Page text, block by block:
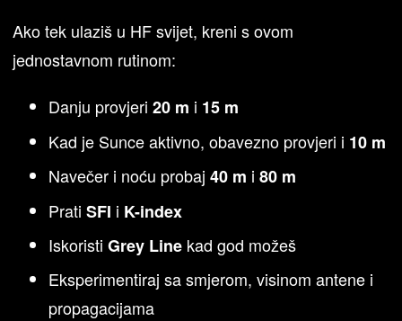
Ako tek ulaziš u HF svijet, kreni s ovom
jednostavnom rutinom:
Danju provjeri20 m i 15 m
Kad je Sunce aktivno, obavezno provjeri i 10 m
Navečer i noću probaj40 m i80 m
PratiSFI i K-index
IskoristiGrey Line kad god možeš
Eksperimentiraj sa smjerom, visinom antene i
propagacijama